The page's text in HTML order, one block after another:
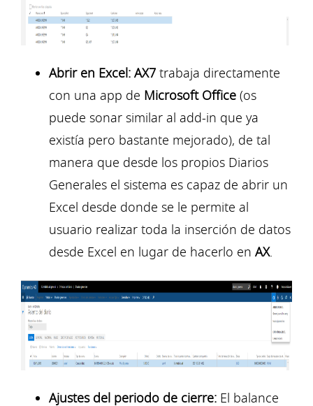
Abrir en Excel:AX7trabaja directamente
con una app de Microsoft Office(os
puede sonar similar al add-in que ya
existía pero bastante mejorado), de tal
manera que desde los propios Diarios
Generales el sistema es capaz de abrir un
Excel desde donde se le permite al
usuario realizar toda la inserción de datos
desde Excel en lugar de hacerlo en AX.
Ajustes del periodo de cierre: El balance